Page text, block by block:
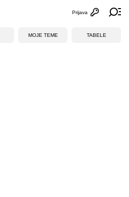
Otvori
Prijava
MOJE TEME TABELE